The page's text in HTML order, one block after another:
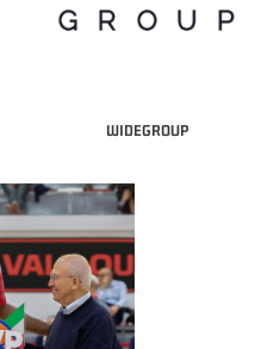
WIDEGROUP